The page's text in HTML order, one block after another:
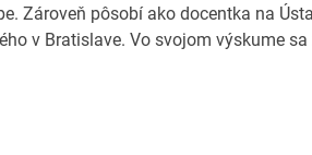
Zároveň pôsobí ako docentka na
v Bratislave. Vo svojom výskume